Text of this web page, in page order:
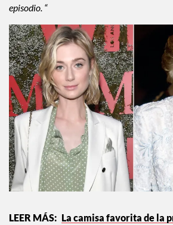
episodio. “
La camisa favorita de la